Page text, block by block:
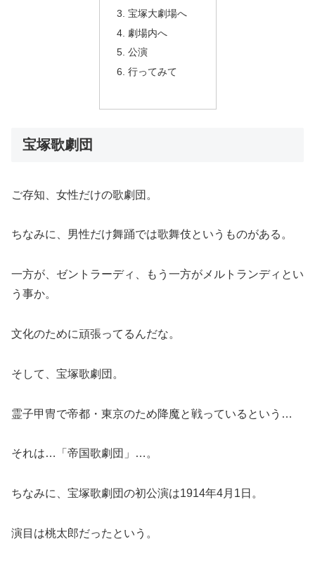
宝塚大劇場へ
劇場内へ
公演
行ってみて
宝塚歌劇団
ご存知、女性だけの歌劇団。
ちなみに、男性だけ舞踊では歌舞伎というものがある。
一方が、ゼントラーディ、もう一方がメルトランディとい
う事か。
文化のために頑張ってるんだな。
そして、宝塚歌劇団。
霊子甲冑で帝都・東京のため降魔と戦っているという…
それは…「帝国歌劇団」…。
ちなみに、宝塚歌劇団の初公演は1914年4月1日。
演目は桃太郎だったという。